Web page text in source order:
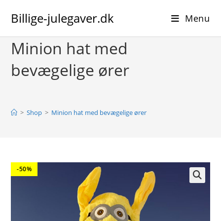
Billige-julegaver.dk Menu
Minion hat med
bevægelige ører
> Shop > Minion hat med bevægelige ører
-50%